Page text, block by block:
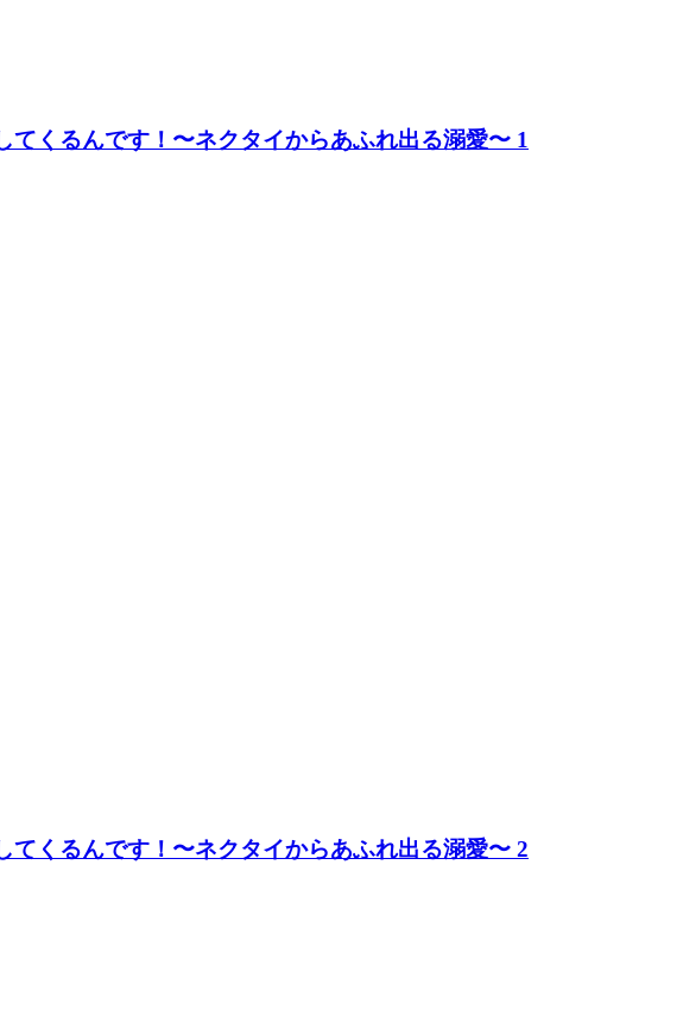
てくるんです！〜ネクタイからあふれ出る溺愛〜 1
てくるんです！〜ネクタイからあふれ出る溺愛〜 2